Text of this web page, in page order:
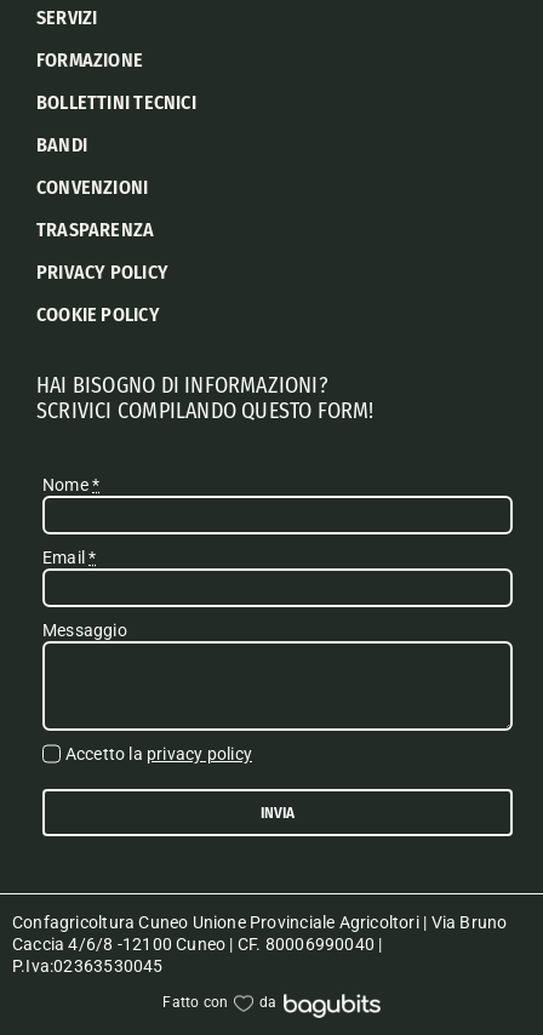
SERVIZI
FORMAZIONE
BOLLETTINI TECNICI
BANDI
CONVENZIONI
TRASPARENZA
PRIVACY POLICY
COOKIE POLICY
HAI BISOGNO DI INFORMAZIONI?
SCRIVICI COMPILANDO QUESTO FORM!
Nome*
Email*
Messaggio
Accetto la privacy policy
INVIA
Confagricoltura Cuneo Unione Provinciale Agricoltori | Via Bruno
Caccia 4/6/8 -12100 Cuneo | CF. 80006990040 |
P.Iva:02363530045
Fatto con da